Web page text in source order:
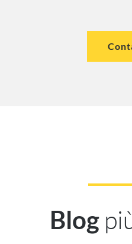
Blog